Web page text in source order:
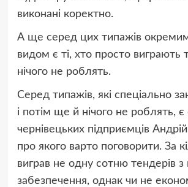
виконані коректно.
А ще серед цих типажів
видом є ті, хто просто виграють
нічого не роблять.
Серед типажів, які спеціально
і потім ще й нічого не роблять, є
чернівецьких підприємців
про якого варто поговорити. За
виграв не одну сотню тендерів
забезпечення, однак чи не